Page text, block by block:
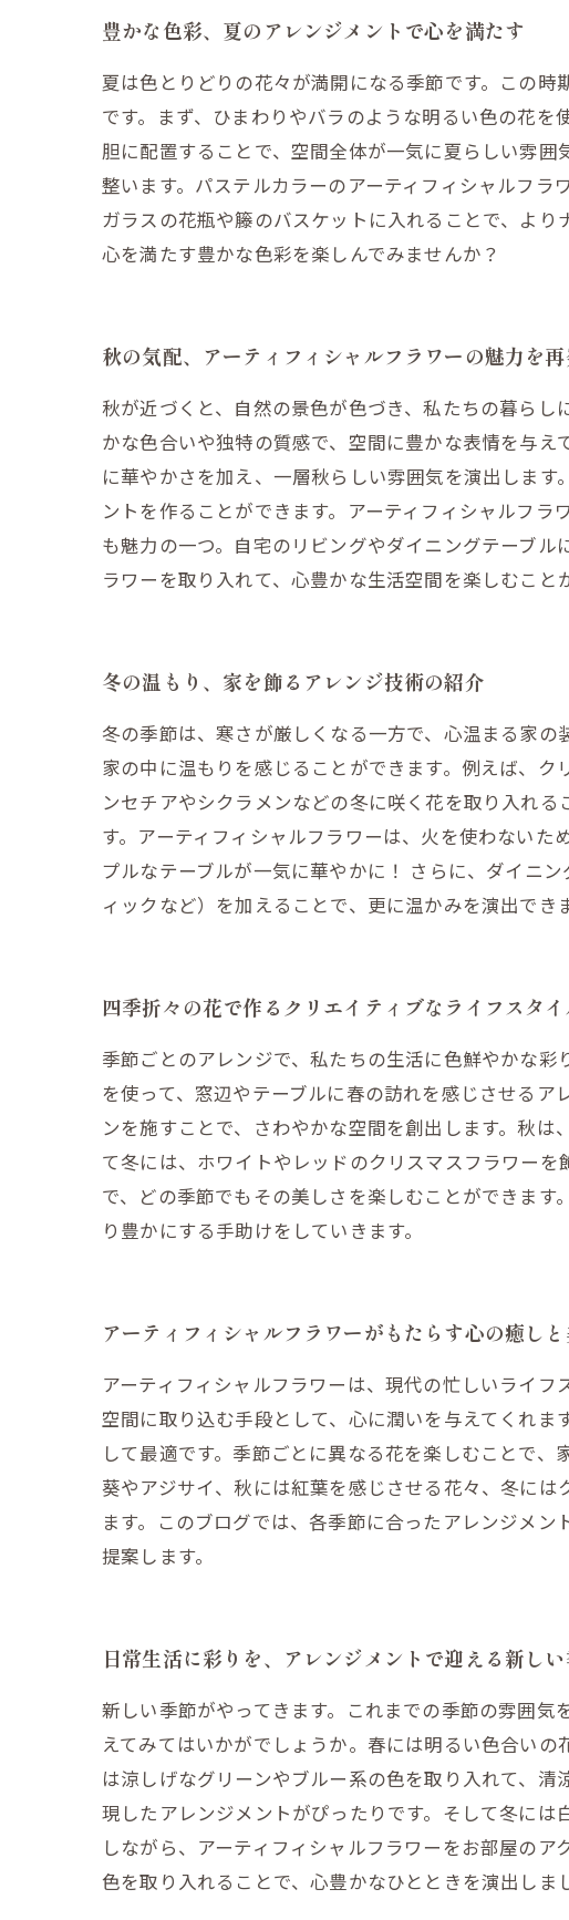
豊かな色彩、夏のアレンジメントで心を満たす
夏は色とりどりの花々が満開になる季節です。この
です。まず、ひまわりやバラのような明るい色の花
胆に配置することで、空間全体が一気に夏らしい雰
整います。パステルカラーのアーティフィシャルフ
ガラスの花瓶や籐のバスケットに入れることで、より
心を満たす豊かな色彩を楽しんでみませんか？
秋の気配、アーティフィシャルフラワーの魅力を
秋が近づくと、自然の景色が色づき、私たちの暮ら
かな色合いや独特の質感で、空間に豊かな表情を与
に華やかさを加え、一層秋らしい雰囲気を演出しま
ントを作ることができます。アーティフィシャルフ
も魅力の一つ。自宅のリビングやダイニングテーブ
ラワーを取り入れて、心豊かな生活空間を楽しむこと
冬の温もり、家を飾るアレンジ技術の紹介
冬の季節は、寒さが厳しくなる一方で、心温まる家の
家の中に温もりを感じることができます。例えば、
ンセチアやシクラメンなどの冬に咲く花を取り入れ
す。アーティフィシャルフラワーは、火を使わない
プルなテーブルが一気に華やかに！ さらに、ダイニ
ィックなど）を加えることで、更に温かみを演出でき
四季折々の花で作るクリエイティブなライフスタ
季節ごとのアレンジで、私たちの生活に色鮮やかな
を使って、窓辺やテーブルに春の訪れを感じさせる
ンを施すことで、さわやかな空間を創出します。秋
て冬には、ホワイトやレッドのクリスマスフラワー
で、どの季節でもその美しさを楽しむことができま
り豊かにする手助けをしていきます。
アーティフィシャルフラワーがもたらす心の癒しと
アーティフィシャルフラワーは、現代の忙しいライ
空間に取り込む手段として、心に潤いを与えてくれ
して最適です。季節ごとに異なる花を楽しむことで
葵やアジサイ、秋には紅葉を感じさせる花々、冬に
ます。このブログでは、各季節に合ったアレンジメ
提案します。
日常生活に彩りを、アレンジメントで迎える新し
新しい季節がやってきます。これまでの季節の雰囲
えてみてはいかがでしょうか。春には明るい色合い
は涼しげなグリーンやブルー系の色を取り入れて、
現したアレンジメントがぴったりです。そして冬に
しながら、アーティフィシャルフラワーをお部屋の
色を取り入れることで、心豊かなひとときを演出しま